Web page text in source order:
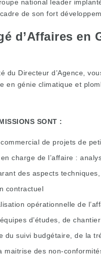
national leader
de son fort
d’Affaires en
du Directeur d’Agence,
en génie climatique et
SONT :
de projets de
charge de l’affaire :
des aspects
contractuel
opérationnelle de
d’études, de
du suivi budgétaire, de la
maitrise des non-